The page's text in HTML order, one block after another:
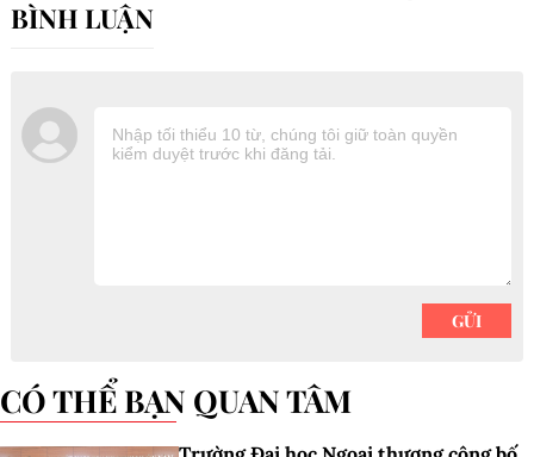
CÓ THỂ BẠN QUAN TÂM